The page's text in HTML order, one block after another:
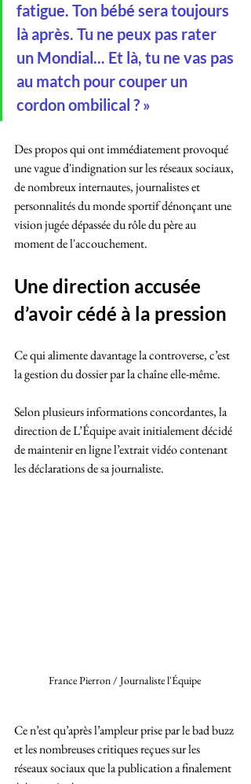
fatigue. Ton bébé sera toujours
là après. Tu ne peux pas rater
un Mondial... Et là, tu ne vas pas
au match pour couper un
cordon ombilical ? »
Des propos qui ont immédiatement provoqué
une vague d'indignation sur les réseaux sociaux,
de nombreux internautes, journalistes et
personnalités du monde sportif dénonçant une
vision jugée dépassée du rôle du père au
moment de l'accouchement.
Une direction accusée
d’avoir cédé à la pression
Ce qui alimente davantage la controverse, c’est
la gestion du dossier par la chaîne elle-même.
Selon plusieurs informations concordantes, la
direction de L’Équipe avait initialement décidé
de maintenir en ligne l’extrait vidéo contenant
les déclarations de sa journaliste.
France Pierron / Journaliste l'Équipe
Ce n’est qu’après l’ampleur prise par le bad buzz
et les nombreuses critiques reçues sur les
réseaux sociaux que la publication a finalement